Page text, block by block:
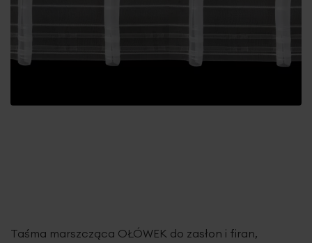
Taśma marszcząca OŁÓWEK do zasłon i firan,